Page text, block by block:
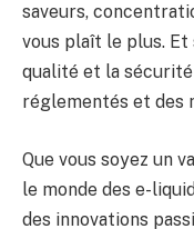
saveurs,
vous plaît le plus.
qualité et la
réglementés et des
Que vous soyez un
le monde des e-
des innovations